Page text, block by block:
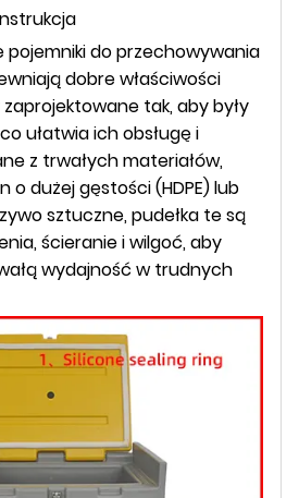
pojemniki do przechowywania
dobre właściwości
tak, aby były
ułatwia ich obsługę i
z trwałych materiałów,
o dużej gęstości (HDPE) lub
sztuczne, pudełka te są
ścieranie i wilgoć, aby
wydajność w trudnych